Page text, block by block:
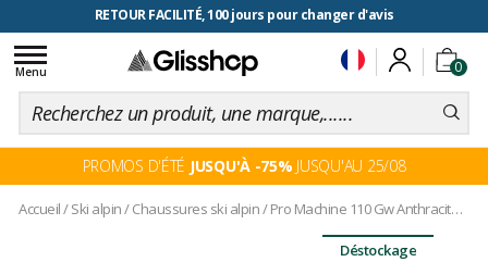
RETOUR FACILITÉ, 100 jours pour changer d'avis
0
Toggle
navigation
Menu
PROMOS D'ÉTÉ JUSQU'À -75% JUSQU'AU 25/08
Accueil/Ski alpin/Chaussures ski alpin/Pro Machine 110 Gw Anthracite Black Red
Déstockage